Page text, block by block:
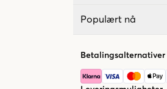
Populært nå
Betalingsalternativer